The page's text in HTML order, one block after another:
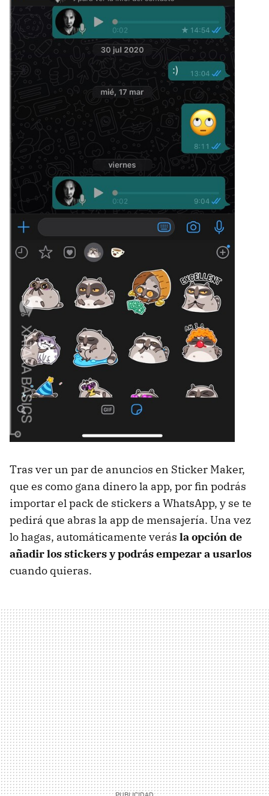
Tras ver un par de anuncios en Sticker Maker,
que es como gana dinero la app, por fin podrás
importar el pack de stickers a WhatsApp, y se te
pedirá que abras la app de mensajería. Una vez
lo hagas, automáticamente verás la opción de
añadir los stickers y podrás empezar a usarlos
cuando quieras.